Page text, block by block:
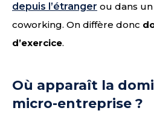
depuis l’étranger ou dans
coworking. On diffère donc
d’exercice.
Où apparaît la
micro-entreprise ?